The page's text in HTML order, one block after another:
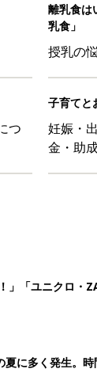
離乳食は
乳食」
授乳の
つ
子育てと
妊娠・
金・助
」「ユニクロ・
に多く発生。